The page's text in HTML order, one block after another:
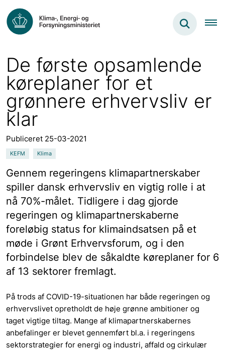
De første opsamlende
køreplaner for et
grønnere erhvervsliv er
klar
Publiceret 25-03-2021
KEFM Klima
Gennem regeringens klimapartnerskaber
spiller dansk erhvervsliv en vigtig rolle i at
nå 70%-målet. Tidligere i dag gjorde
regeringen og klimapartnerskaberne
foreløbig status for klimaindsatsen på et
møde i Grønt Erhvervsforum, og i den
forbindelse blev de såkaldte køreplaner for 6
af 13 sektorer fremlagt.
På trods af COVID-19-situationen har både regeringen og
erhvervslivet opretholdt de høje grønne ambitioner og
taget vigtige tiltag. Mange af klimapartnerskabernes
anbefalinger er blevet gennemført bl.a. i regeringens
sektorstrategier for energi og industri, affald og cirkulær